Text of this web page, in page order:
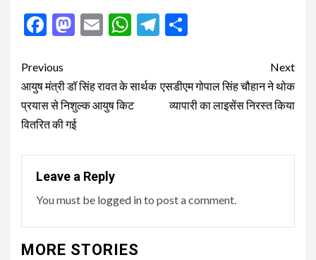
Facebook
Mastodon
EmailWhatsApp
Telegram
Post
navigation
Previous
आयुष मंत्री डॉ सिंह रावत के सार्थक
प्रयास से निशुल्क आयुष किट
वितरित की गई
Next
एसडीएम गोपाल सिंह चौहान ने थोक
व्यापारी का लाइसेंस निरस्त किया
Leave a Reply
You must be logged into post a comment.
MORE STORIES